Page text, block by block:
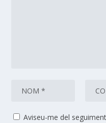
Aviseu-me del